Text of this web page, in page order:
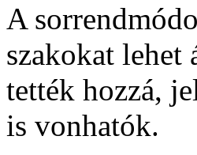
A
szakokat lehet
tették hozzá,
is vonhatók.